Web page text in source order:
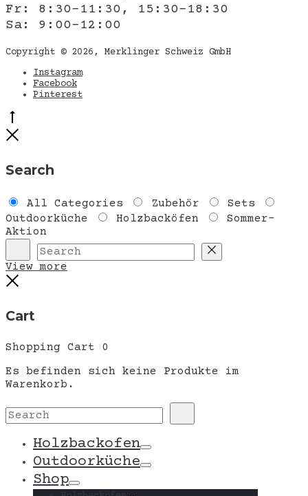
Fr: 8:30-11:30, 15:30-18:30
Sa: 9:00-12:00
Copyright © 2026, Merklinger Schweiz GmbH
Instagram
Facebook
Pinterest
Search
All Categories Zubehör
Sets
Outdoorküche
Holzbacköfen
Sommer-
Aktion
Search Reset
View more
Cart
Shopping Cart 0
Es befinden sich keine Produkte im
Warenkorb.
Search
for:
Holzbackofen Toggle
Outdoorküche Toggle
Shop Toggle